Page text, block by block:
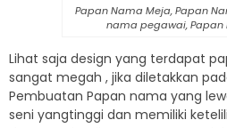
Papan Nama Meja, Papan
nama pegawai, Papan
Lihat saja design yang terdapat
sangat megah , jika diletakkan
Pembuatan Papan nama yang
seni yangtinggi dan memiliki